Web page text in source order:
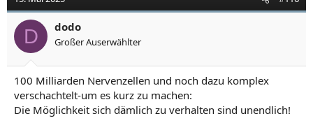
i
o
n
e
D dodo
Großer Auserwählter
100 Milliarden Nervenzellen und noch dazu komplex
verschachtelt-um es kurz zu machen:
Die Möglichkeit sich dämlich zu verhalten sind unendlich!